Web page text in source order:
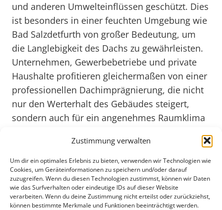
Zustimmung verwalten
Um dir ein optimales Erlebnis zu bieten, verwenden wir Technologien wie
Cookies, um Geräteinformationen zu speichern und/oder darauf
zuzugreifen. Wenn du diesen Technologien zustimmst, können wir Daten
wie das Surfverhalten oder eindeutige IDs auf dieser Website
verarbeiten. Wenn du deine Zustimmung nicht erteilst oder zurückziehst,
können bestimmte Merkmale und Funktionen beeinträchtigt werden.
und anderen Umwelteinflüssen geschützt. Dies
ist besonders in einer feuchten Umgebung wie
Bad Salzdetfurth von großer Bedeutung, um
die Langlebigkeit des Dachs zu gewährleisten.
Unternehmen, Gewerbebetriebe und private
Haushalte profitieren gleichermaßen von einer
professionellen Dachimprägnierung, die nicht
nur den Werterhalt des Gebäudes steigert,
sondern auch für ein angenehmes Raumklima
Die Einwohner von Bad Salzdetfurth schätzen
die Wichtigkeit einer intakten Gebäudestruktur,
die durch eine Dachimprägnierung
gewährleistet wird. Mit Blick auf das Jahr 2025